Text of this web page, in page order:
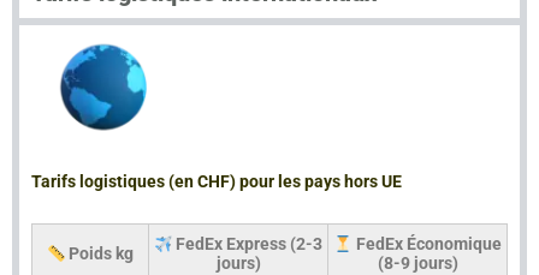
Tarifs logistiques (en CHF) pour les pays hors UE
Poids kg
FedEx Express (2-3
jours)
FedEx Économique
(8-9 jours)